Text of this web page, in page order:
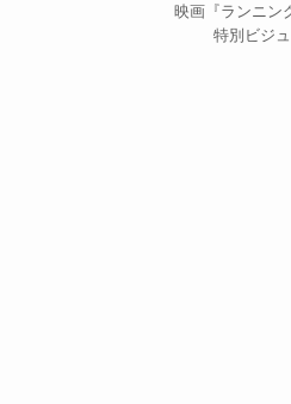
映画『ランニン
特別ビジ